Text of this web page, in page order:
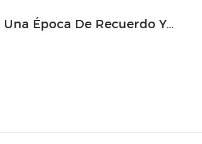
Época De Recuerdo Y